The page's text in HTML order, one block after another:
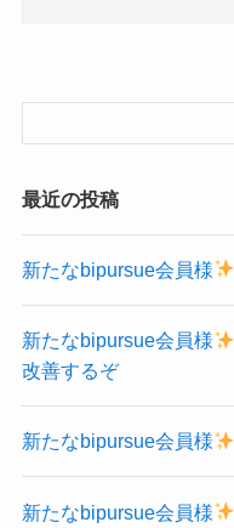
最近の投稿
新たなbipursue会員様
新たなbipursue会員様
改善するぞ
新たなbipursue会員様
新たなbipursue会員様